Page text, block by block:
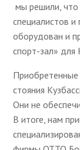
мы решили, что
специалистов
оборудован и
спорт-зал» для
стояния
Они не
В итоге, нам